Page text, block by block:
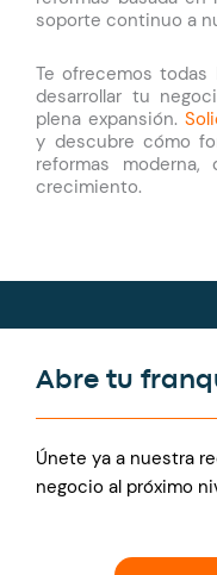
soporte continuo a
Te ofrecemos todas
desarrollar tu
plena expansión.
y descubre cómo
reformas
crecimiento.
Abre tu
Únete ya a nuestra
negocio al próximo